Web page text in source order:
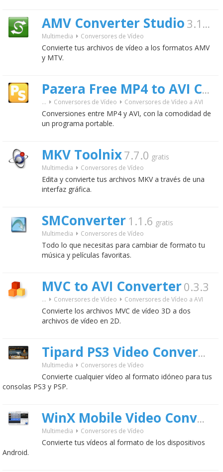
AMV Converter Studio 3.1.4
Multimedia Conversores de Vídeo
Convierte tus archivos de vídeo a los formatos AMV
y MTV.
Pazera Free MP4 to AVI Converter Portable
... Conversores de Vídeo Conversores de Vídeo a AVI
Conversiones entre MP4 y AVI, con la comodidad de
un programa portable.
MKV Toolnix7.7.0 gratis
Multimedia Conversores de Vídeo
Edita y convierte tus archivos MKV a través de una
interfaz gráfica.
SMConverter 1.1.6 gratis
Multimedia Conversores de Vídeo
Todo lo que necesitas para cambiar de formato tu
música y películas favoritas.
MVC to AVI Converter0.3.3
... Conversores de Vídeo Conversores de Vídeo a AVI
Convierte los archivos MVC de vídeo 3D a dos
archivos de vídeo en 2D.
Tipard PS3 Video Converter
Multimedia Conversores de Vídeo
Convierte cualquier vídeo al formato idóneo para tus
consolas PS3 y PSP.
WinX Mobile Video Converter
Multimedia Conversores de Vídeo
Convierte tus vídeos al formato de los dispositivos
Android.